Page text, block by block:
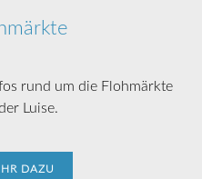
rund um die Flohmärkte
Luise.
DAZU